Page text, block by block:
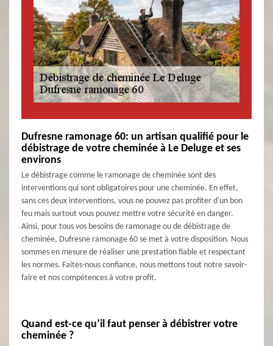
Dufresne ramonage 60: un artisan qualifié pour le
débistrage de votre cheminée à Le Deluge et ses
environs
Le débistrage comme le ramonage de cheminée sont des
interventions qui sont obligatoires pour une cheminée. En effet,
sans ces deux interventions, vous ne pouvez pas profiter d'un bon
feu mais surtout vous pouvez mettre votre sécurité en danger.
Ainsi, pour tous vos besoins de ramonage ou de débistrage de
cheminée, Dufresne ramonage 60 se met à votre disposition. Nous
sommes en mesure de réaliser une prestation fiable et respectant
les normes. Faites-nous confiance, nous mettons tout notre savoir-
faire et nos compétences à votre profit.
Quand est-ce qu’il faut penser à débistrer votre
cheminée ?